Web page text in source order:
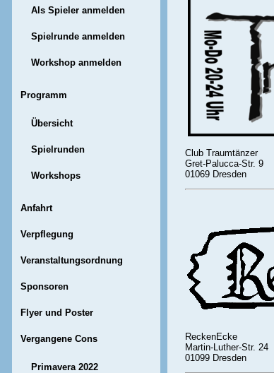
Als Spieler anmelden
Spielrunde anmelden
Workshop anmelden
Programm
Übersicht
Spielrunden
Workshops
Anfahrt
Verpflegung
Veranstaltungsordnung
Sponsoren
Flyer und Poster
Vergangene Cons
Primavera 2022
Club Traumtänzer
Gret-Palucca-Str. 9
01069 Dresden
ReckenEcke
Martin-Luther-Str. 24
01099 Dresden